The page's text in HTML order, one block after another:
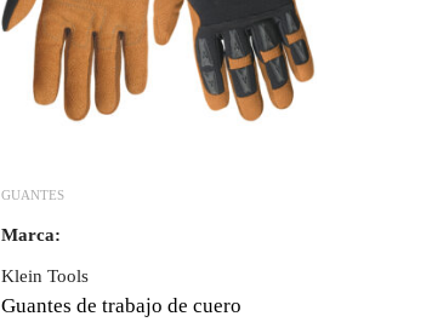
GUANTES
Marca:
Klein Tools
Guantes de trabajo de cuero